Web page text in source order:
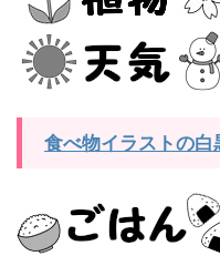
食べ物イラストの白